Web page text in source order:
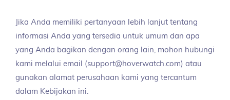
Jika Anda memiliki pertanyaan lebih lanjut tentang
informasi Anda yang tersedia untuk umum dan apa
yang Anda bagikan dengan orang lain, mohon hubungi
kami melalui email (support@hoverwatch.com) atau
gunakan alamat perusahaan kami yang tercantum
dalam Kebijakan ini.